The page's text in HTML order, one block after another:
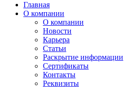
Главная
О компании
О компании
Новости
Карьера
Статьи
Раскрытие информации
Сертификаты
Контакты
Реквизиты